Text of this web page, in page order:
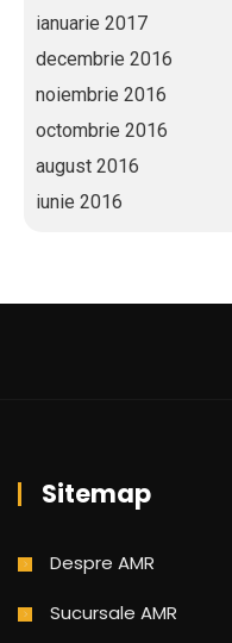
ianuarie 2017
decembrie 2016
noiembrie 2016
octombrie 2016
august 2016
iunie 2016
Sitemap
Despre AMR
Sucursale AMR